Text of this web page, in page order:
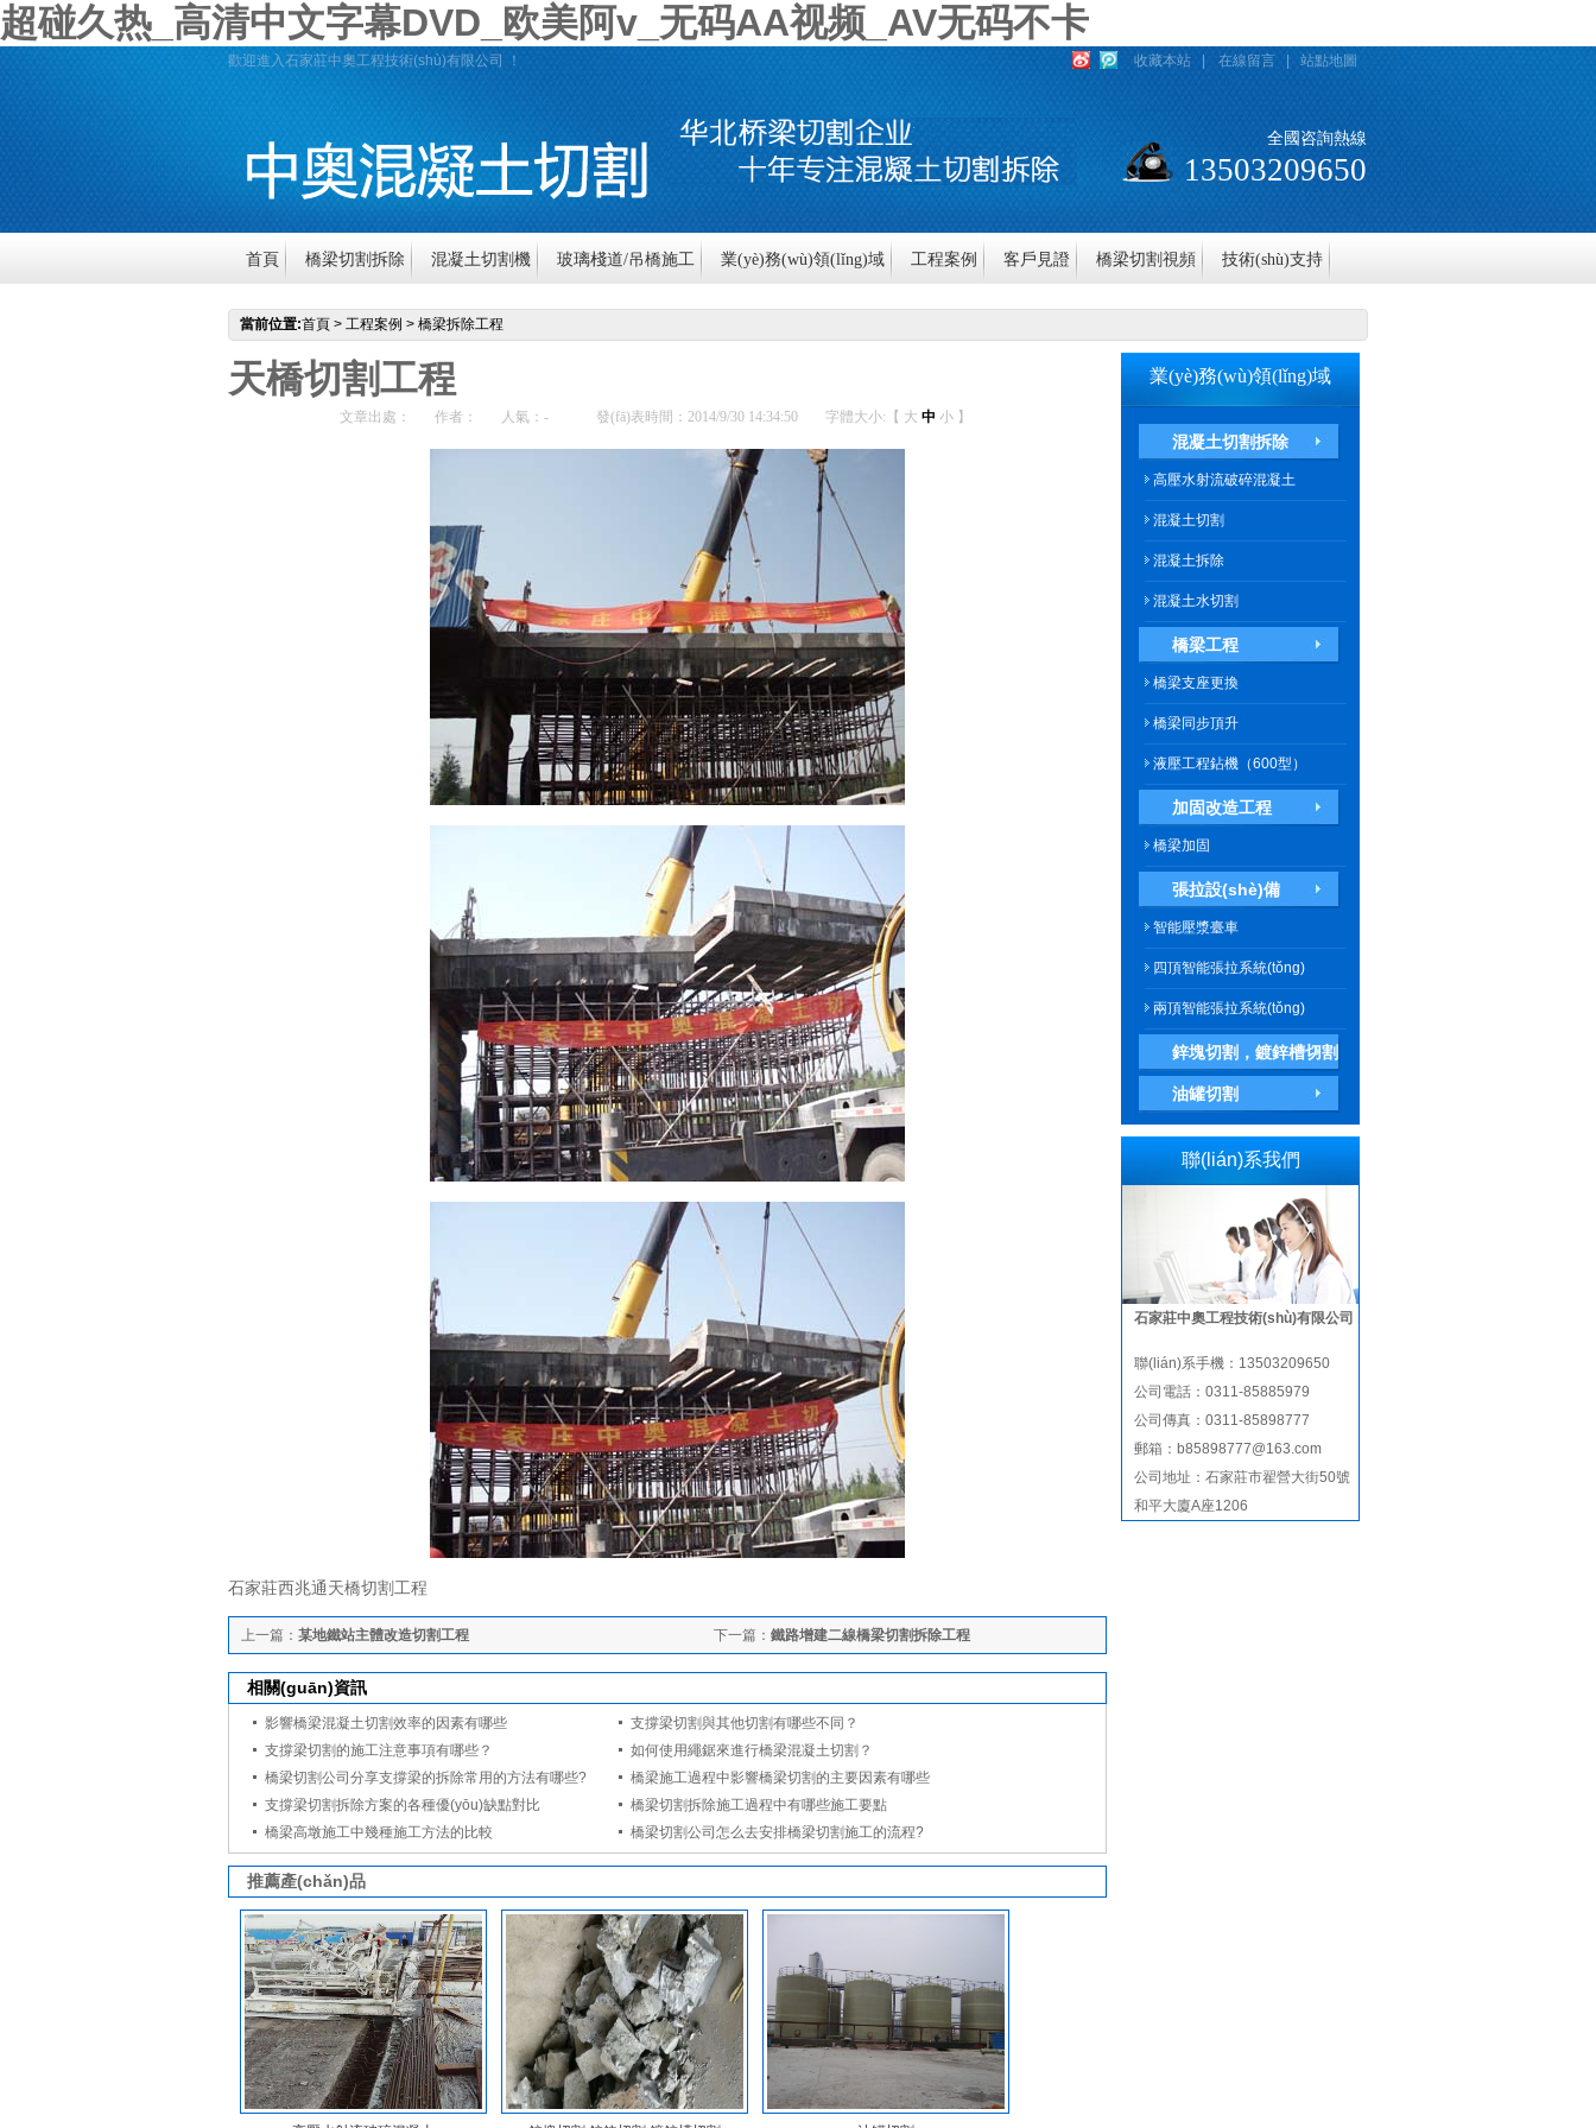
超碰久热_高清中文字幕DVD_欧美阿v_无码AA视频_AV无码不卡
收藏本站 在線留言 站點地圖
歡迎進入石家莊中奧工程技術(shù)有限公司 ！
全國咨詢熱線
13503209650
首頁 橋梁切割拆除 混凝土切割機 玻璃棧道/吊橋施工 業(yè)務(wù)領(lǐng)域 工程案例 客戶見證 橋梁切割視頻 技術(shù)支持
行業(yè)資訊 公司介紹 聯(lián)系我們
當前位置:首頁 > 工程案例 > 橋梁拆除工程
天橋切割工程
文章出處： 作者： 人氣： - 發(fā)表時間：2014/9/30 14:34:50 字體大小:【 大 中 小 】
石家莊西兆通天橋切割工程
下一篇： 鐵路增建二線橋梁切割拆除工程
上一篇： 某地鐵站主體改造切割工程
相關(guān)資訊
影響橋梁混凝土切割效率的因素有哪些
支撐梁切割與其他切割有哪些不同？
支撐梁切割的施工注意事項有哪些？
如何使用繩鋸來進行橋梁混凝土切割？
橋梁切割公司分享支撐梁的拆除常用的方法有哪些?
橋梁施工過程中影響橋梁切割的主要因素有哪些
支撐梁切割拆除方案的各種優(yōu)缺點對比
橋梁切割拆除施工過程中有哪些施工要點
橋梁高墩施工中幾種施工方法的比較
橋梁切割公司怎么去安排橋梁切割施工的流程?
推薦產(chǎn)品
業(yè)務(wù)領(lǐng)域
混凝土切割拆除
高壓水射流破碎混凝土
混凝土切割
混凝土拆除
混凝土水切割
橋梁工程
橋梁支座更換
橋梁同步頂升
液壓工程鉆機（600型）
加固改造工程
橋梁加固
張拉設(shè)備
智能壓漿臺車
四頂智能張拉系統(tǒng)
兩頂智能張拉系統(tǒng)
鋅塊切割，鍍鋅槽切割
油罐切割
聯(lián)系我們
石家莊中奧工程技術(shù)有限公司
聯(lián)系手機： 13503209650
公司電話： 0311-85885979
公司傳真： 0311-85898777
郵箱： b85898777@163.com
公司地址： 石家莊市翟營大街50號
和平大廈A座1206